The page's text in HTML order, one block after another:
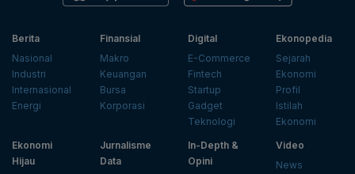
Berita
Nasional
Industri
Internasional
Energi
Finansial
Makro
Keuangan
Bursa
Korporasi
Digital
E-Commerce
Fintech
Startup
Gadget
Teknologi
Ekonopedia
Sejarah
Ekonomi
Profil
Istilah
Ekonomi
Ekonomi
Hijau
Jurnalisme
Data
In-Depth &
Opini
Video
News